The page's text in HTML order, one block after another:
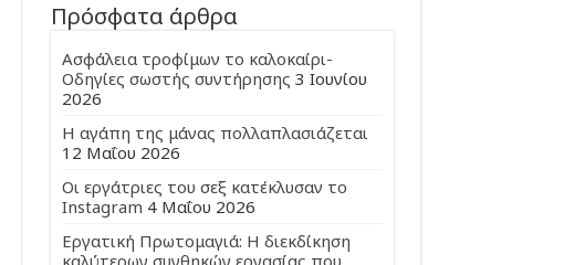
Πρόσφατα άρθρα
Ασφάλεια τροφίμων το καλοκαίρι-
Οδηγίες σωστής συντήρησης 3 Ιουνίου
2026
Η αγάπη της μάνας πολλαπλασιάζεται
12 Μαΐου 2026
Οι εργάτριες του σεξ κατέκλυσαν το
Instagram 4 Μαΐου 2026
Εργατική Πρωτομαγιά: Η διεκδίκηση
καλύτερων συνθηκών εργασίας που